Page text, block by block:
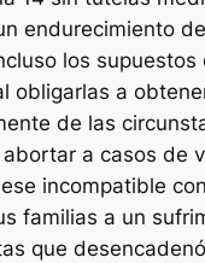
endurecimiento
los
obligarlas a
de las
a casos de
incompatible
familias a un
que